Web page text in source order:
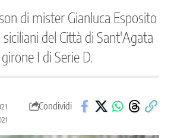
di mister Gianluca Esposito
del Città di Sant'Agata
I di Serie D.
Condividi